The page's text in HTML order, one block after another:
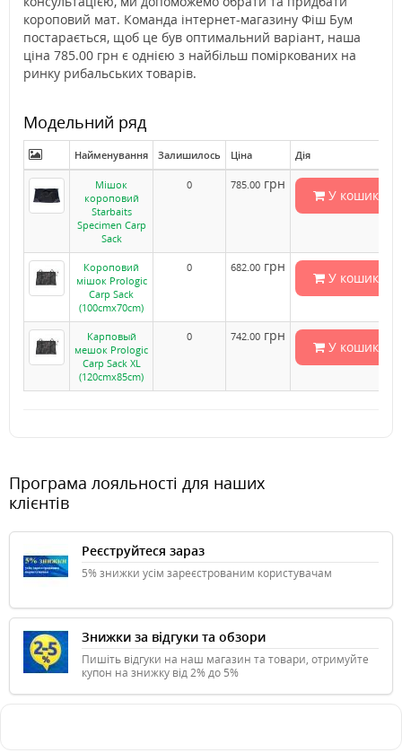
короповий мат. Команда інтернет-магазину Фіш Бум
постарається, щоб це був оптимальний варіант, наша
ціна 785.00 грн є однією з найбільш поміркованих на
ринку рибальських товарів.
Модельний ряд
Найменування Залишилось Ціна Дія
Мішок
короповий
Starbaits
Specimen Carp
Sack
0 785.00 грн
У кошик
Короповий
мішок Prologic
Carp Sack
(100cmx70cm)
0 682.00 грн
У кошик
Карповый
мешок Prologic
Carp Sack XL
(120cmx85cm)
0 742.00 грн
У кошик
Програма лояльності для наших
клієнтів
Реєструйтеся зараз
5% знижки усім зареєстрованим користувачам
Знижки за відгуки та обзори
Пишіть відгуки на наш магазин та товари, отримуйте
купон на знижку від 2% до 5%